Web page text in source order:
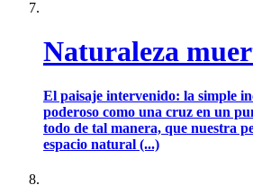
Naturaleza
El paisaje intervenido: la simple
poderoso como una cruz en un
todo de tal manera, que nuestra
espacio natural (...)